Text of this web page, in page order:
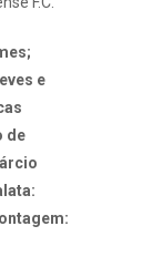
e
de